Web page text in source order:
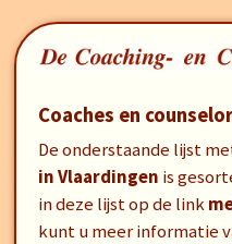
Coaches en
De onderstaande lijst
in Vlaardingen is
in deze lijst op de link
kunt u meer informatie